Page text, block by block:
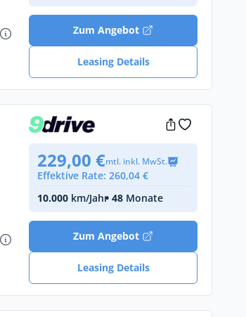
Zum Angebot
Leasing Details
229,00 €mtl. inkl. MwSt.
Effektive Rate: 260,04 €
10.000 km/Jahr• 48 Monate
Zum Angebot
Leasing Details